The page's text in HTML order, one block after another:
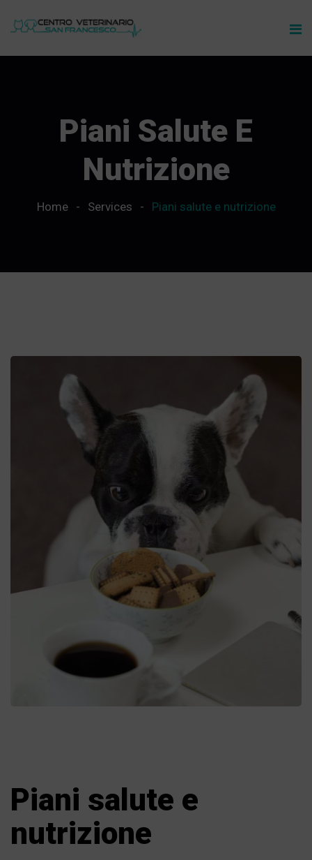
Piani Salute E
Nutrizione
Home Services Piani salute e nutrizione
Piani salute e
nutrizione